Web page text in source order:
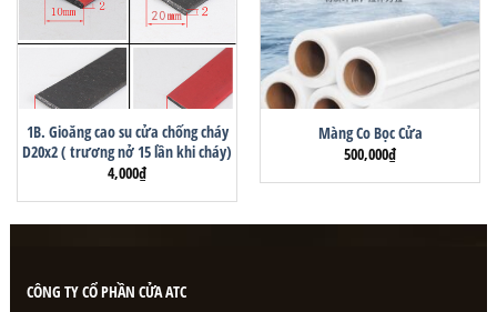
1B. Gioăng cao su cửa chống cháy
D20x2 ( trương nở 15 lần khi cháy)
4,000₫
Màng Co Bọc Cửa
500,000₫
CÔNG TY CỔ PHẦN CỬA ATC